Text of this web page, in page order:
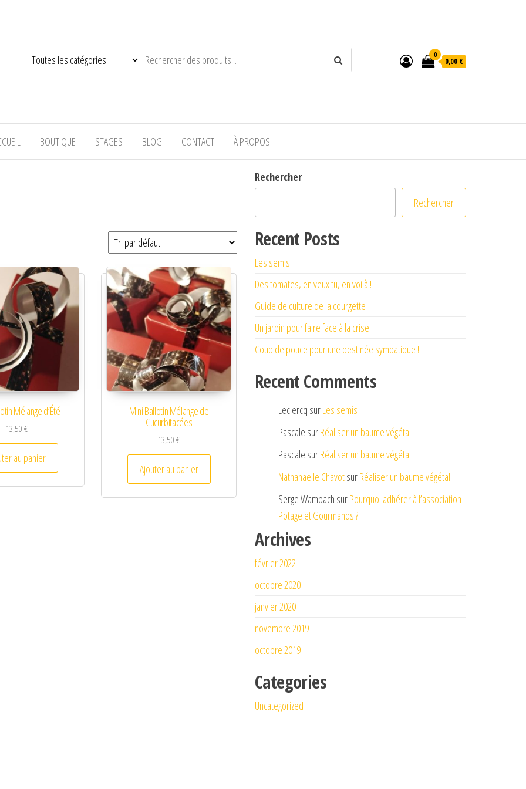
0
0,00 €
BOUTIQUE STAGES BLOG CONTACT À PROPOS
Mélange d’Été
13,50€
au panier
Mini Ballotin Mélange de
Cucurbitacées
13,50€
Ajouter au panier
Rechercher
Rechercher
Recent Posts
Les semis
Des tomates, en veux tu, en voilà !
Guide de culture de la courgette
Un jardin pour faire face à la crise
Coup de pouce pour une destinée sympatique !
Recent Comments
Leclercq surLes semis
Pascale surRéaliser un baume végétal
Pascale surRéaliser un baume végétal
Nathanaelle ChavotsurRéaliser un baume végétal
Serge Wampach surPourquoi adhérer à l’association
Potage et Gourmands ?
Archives
février 2022
octobre 2020
janvier 2020
novembre 2019
octobre 2019
Categories
Uncategorized